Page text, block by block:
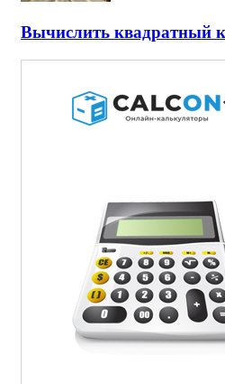
Вычислить квадратный